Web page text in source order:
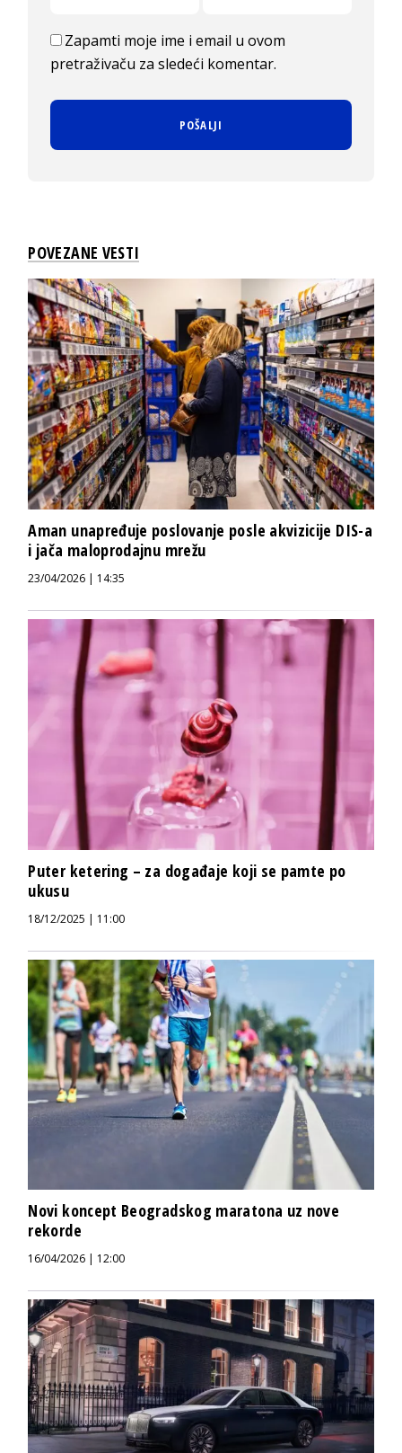
Zapamti moje ime i email u ovom
pretraživaču za sledeći komentar.
POVEZANE VESTI
Aman unapređuje poslovanje posle akvizicije DIS-a
i jača maloprodajnu mrežu
23/04/2026 | 14:35
Puter ketering – za događaje koji se pamte po
ukusu
18/12/2025 | 11:00
Novi koncept Beogradskog maratona uz nove
rekorde
16/04/2026 | 12:00